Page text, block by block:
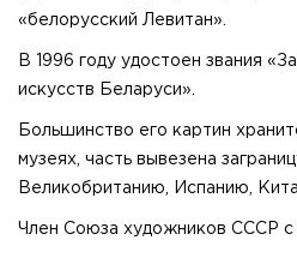
«белорусский Левитан».
В 1996 году удостоен звания
искусств Беларуси».
Большинство его картин
музеях, часть вывезена
Великобританию, Испанию,
Член Союза художников СССР с